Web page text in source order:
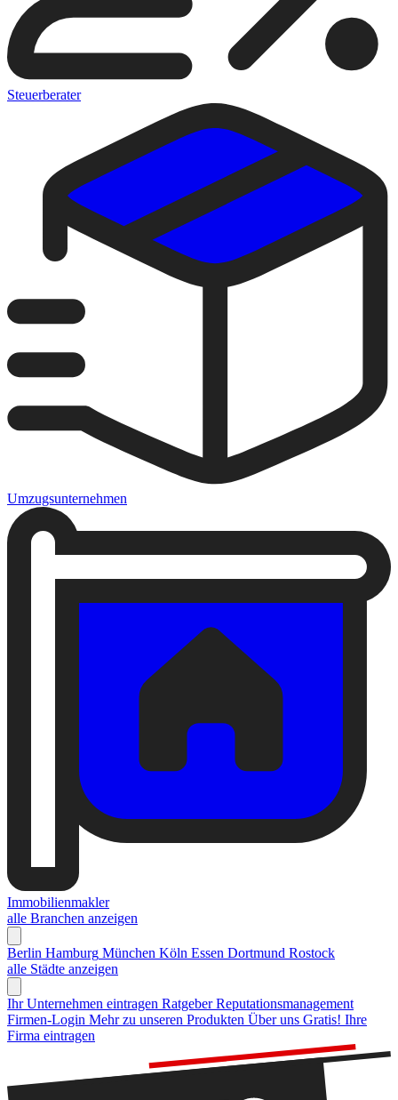
Steuerberater
Umzugsunternehmen
Immobilienmakler
alle Branchen anzeigen
Berlin Hamburg München Köln Essen Dortmund Rostock
alle Städte anzeigen
Ihr Unternehmen eintragen Ratgeber Reputationsmanagement
Firmen-Login Mehr zu unseren Produkten Über uns Gratis! Ihre
Firma eintragen